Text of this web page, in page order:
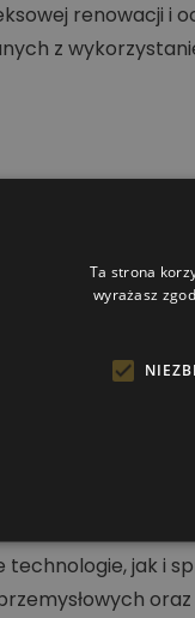
renowacji
z
zakresie
jak i
Ta strona
wyrażasz